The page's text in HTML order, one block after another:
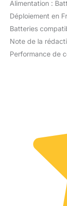
Alimentation :
Déploiement en
Batteries
Note de la
Performance de